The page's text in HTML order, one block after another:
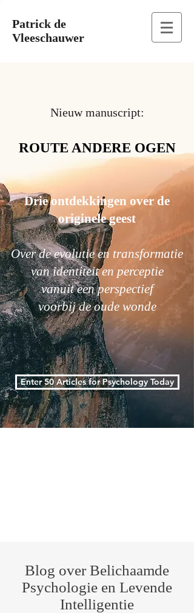
Patrick de
Vleeschauwer
Nieuw manuscript:
ROUTE ANDERE OGEN
Drie ontdekkingen over de
originele geest
Over de evolutie en transformatie
van identiteit en perceptie
vanuit een perspectief
voorbij de oude wonde
Enter 50 Articles for Psychology Today
Blog over Belichaamde
Psychologie en Levende
Intelligentie